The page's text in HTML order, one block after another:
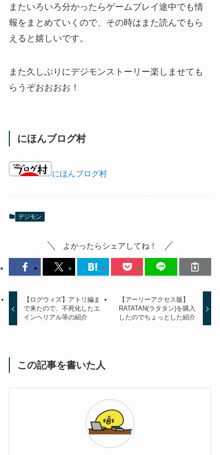
またいろいろ分かったらゲームプレイ途中でも情
報をまとめていくので、その時はまた読んでもら
えると嬉しいです。
また久しぶりにデジモンストーリー楽しませても
らうぞおおおお！
にほんブログ村
にほんブログ村
デジモン
よかったらシェアしてね！
【ログウィズ】アトリ編ま
で来たので、不死化したエ
インヘリアル等の紹介
【アーリーアクセス版】
RATATAN(ラタタン)を購入
したのでちょっとした紹介
この記事を書いた人